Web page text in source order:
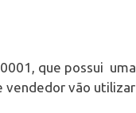
que possui
vendedor vão